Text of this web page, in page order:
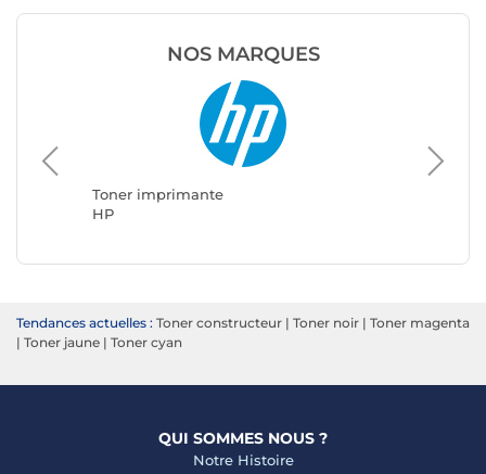
NOS MARQUES
Toner imprimante
HP
Tendances actuelles : Toner constructeur | Toner noir | Toner magenta
| Toner jaune | Toner cyan
QUI SOMMES NOUS ?
Notre Histoire